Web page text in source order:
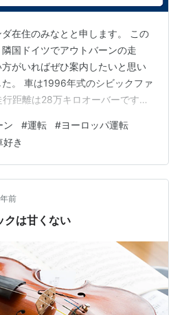
在住のみなとと申します。 この
国ドイツでアウトバーンの走
がいればぜひ案内したいと思い
。 車は1996年式のシビックファ
距離は28万キロオーバーです😲
を買ったら100万以上はすると
ランダ、ベルギー等の国々に旅
、アウトバーンを走ってみたい
という方は多いと思いますの
ックで爆走しませんか？
ン #運転 #ヨーロッパ運転
好き
前
クは甘くない